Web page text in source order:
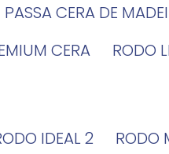
PASSA CERA DE
CERA
RODO
RODO IDEAL 2